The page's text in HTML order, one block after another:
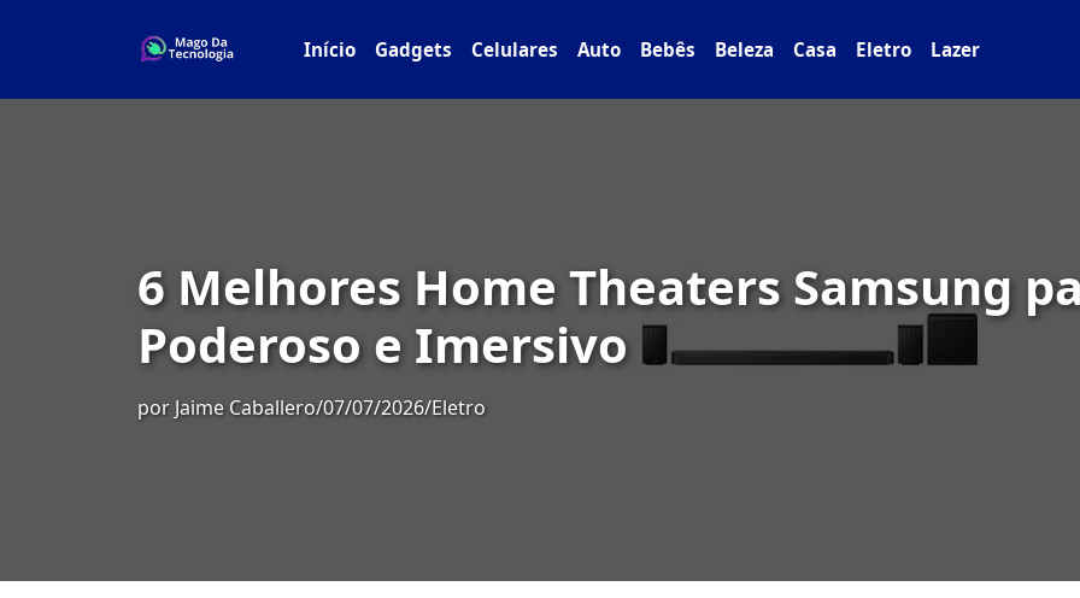
Início Gadgets Celulares Auto Bebês Beleza Casa Eletro Lazer
6 Melhores Home Theaters Samsung
Poderoso e Imersivo
por Jaime Caballero/07/07/2026/Eletro